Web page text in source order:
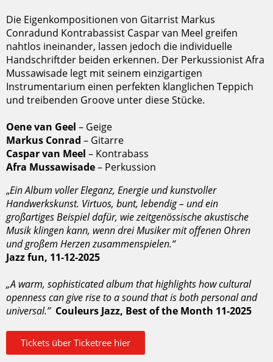
Die Eigenkompositionen von Gitarrist Markus
Conradund Kontrabassist Caspar van Meel greifen
nahtlos ineinander, lassen jedoch die individuelle
Handschriftder beiden erkennen. Der Perkussionist Afra
Mussawisade legt mit seinem einzigartigen
Instrumentarium einen perfekten klanglichen Teppich
und treibenden Groove unter diese Stücke.
Oene van Geel – Geige
Markus Conrad – Gitarre
Caspar van Meel – Kontrabass
Afra Mussawisade– Perkussion
„Ein Album voller Eleganz, Energie und kunstvoller
Handwerkskunst. Virtuos, bunt, lebendig – und ein
großartiges Beispiel dafür, wie zeitgenössische akustische
Musik klingen kann, wenn drei Musiker mit offenen Ohren
und großem Herzen zusammenspielen.“
Jazz fun, 11-12-2025
„A warm, sophisticated album that highlights how cultural
openness can give rise to a sound that is both personal and
universal.’’ Couleurs Jazz‚ Best of the Month 11-2025
Tickets über Ticketree hier